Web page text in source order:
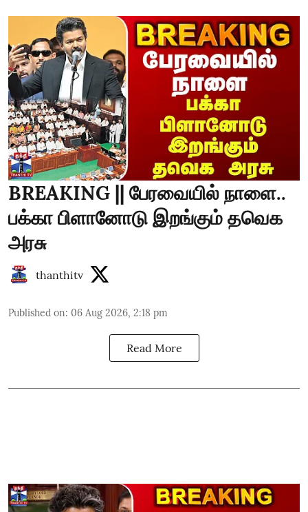
BREAKING || பேரவையில் நாளை..
பக்கா பிளானோடு இறங்கும் தவெக
அரசு
thanthitv
Published on: 06 Aug 2026, 2:18 pm
Read More